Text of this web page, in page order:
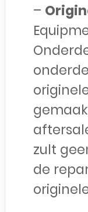
–
zult
de